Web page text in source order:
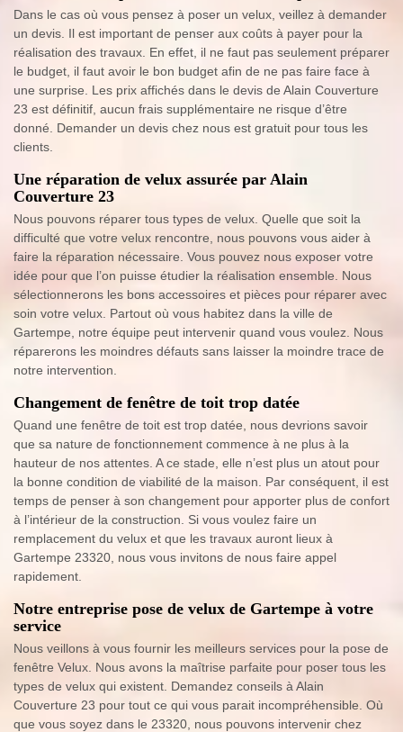
Dans le cas où vous pensez à poser un velux, veillez à demander
un devis. Il est important de penser aux coûts à payer pour la
réalisation des travaux. En effet, il ne faut pas seulement préparer
le budget, il faut avoir le bon budget afin de ne pas faire face à
une surprise. Les prix affichés dans le devis de Alain Couverture
23 est définitif, aucun frais supplémentaire ne risque d’être
donné. Demander un devis chez nous est gratuit pour tous les
clients.
Une réparation de velux assurée par Alain
Couverture 23
Nous pouvons réparer tous types de velux. Quelle que soit la
difficulté que votre velux rencontre, nous pouvons vous aider à
faire la réparation nécessaire. Vous pouvez nous exposer votre
idée pour que l’on puisse étudier la réalisation ensemble. Nous
sélectionnerons les bons accessoires et pièces pour réparer avec
soin votre velux. Partout où vous habitez dans la ville de
Gartempe, notre équipe peut intervenir quand vous voulez. Nous
réparerons les moindres défauts sans laisser la moindre trace de
notre intervention.
Changement de fenêtre de toit trop datée
Quand une fenêtre de toit est trop datée, nous devrions savoir
que sa nature de fonctionnement commence à ne plus à la
hauteur de nos attentes. A ce stade, elle n’est plus un atout pour
la bonne condition de viabilité de la maison. Par conséquent, il est
temps de penser à son changement pour apporter plus de confort
à l’intérieur de la construction. Si vous voulez faire un
remplacement du velux et que les travaux auront lieux à
Gartempe 23320, nous vous invitons de nous faire appel
rapidement.
Notre entreprise pose de velux de Gartempe à votre
service
Nous veillons à vous fournir les meilleurs services pour la pose de
fenêtre Velux. Nous avons la maîtrise parfaite pour poser tous les
types de velux qui existent. Demandez conseils à Alain
Couverture 23 pour tout ce qui vous parait incompréhensible. Où
que vous soyez dans le 23320, nous pouvons intervenir chez